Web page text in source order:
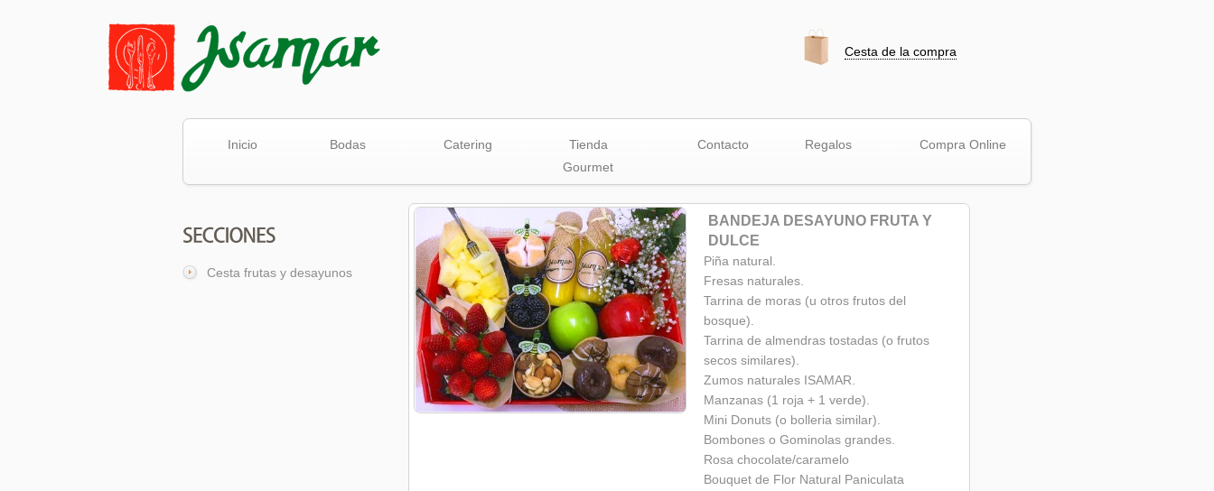
Inicio Bodas Catering
Tienda
Gourmet
Contacto Regalos Compra Online
Cesta de la compra
Cesta frutas y desayunos
BANDEJA DESAYUNO FRUTA Y
DULCE
Piña natural.
Fresas naturales.
Tarrina de moras (u otros frutos del
bosque).
Tarrina de almendras tostadas (o frutos
secos similares).
Zumos naturales ISAMAR.
Manzanas (1 roja + 1 verde).
Mini Donuts (o bolleria similar).
Bombones o Gominolas grandes.
Rosa chocolate/caramelo
Bouquet de Flor Natural Paniculata